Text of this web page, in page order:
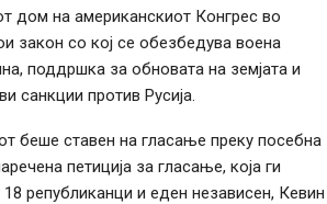
дом на американскиот Конгрес во
закон со кој се обезбедува воена
поддршка за обновата на земјата и
санкции против Русија.
беше ставен на гласање преку посебна
петиција за гласање, која ги
републиканци и еден независен, Кевин